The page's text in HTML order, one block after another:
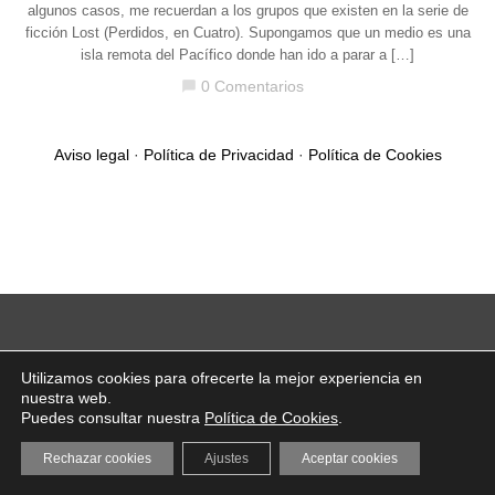
algunos casos, me recuerdan a los grupos que existen en la serie de
ficción Lost (Perdidos, en Cuatro). Supongamos que un medio es una
isla remota del Pacífico donde han ido a parar a […]
chat_bubble 0 Comentarios
Aviso legal· Política de Privacidad · Política de Cookies
Utilizamos cookies para ofrecerte la mejor experiencia en
nuestra web.
Puedes consultar nuestra Política de Cookies
Aceptar cookies
Rechazar cookies Ajustes